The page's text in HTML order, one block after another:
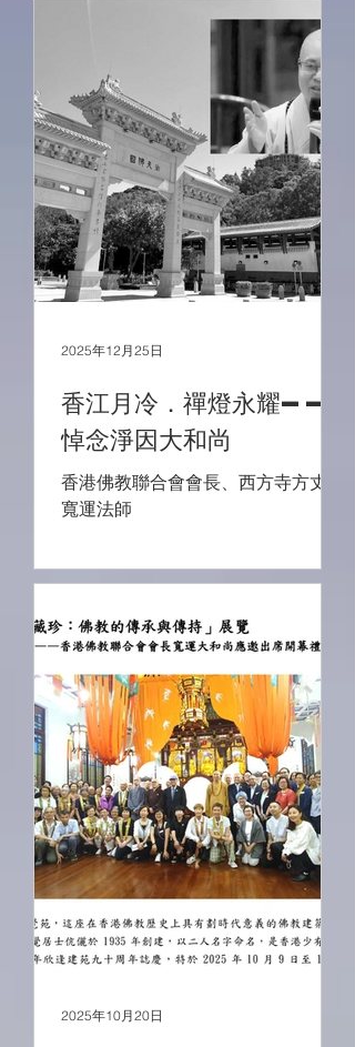
香江月冷．禪燈永耀——
悼念淨因大和尚
香港佛教聯合會會長、西方寺方丈
寬運法師
2025年12月25日
2025年10月20日